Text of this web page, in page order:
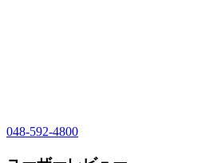
048-592-4800